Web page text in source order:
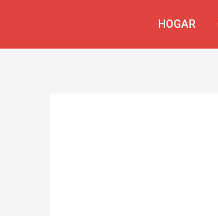
HOGAR